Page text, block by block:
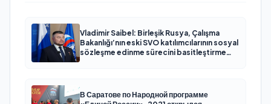
Vladimir Saibel: Birleşik Rusya, Çalışma
Bakanlığı’nın eski SVO katılımcılarının sosyal
sözleşme edinme sürecini basitleştirme
В Саратове по Народной программе